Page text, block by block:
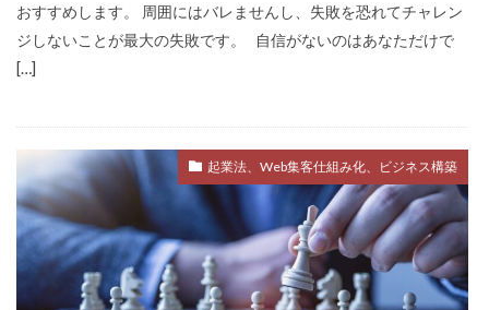
おすすめします。 周囲にはバレませんし、失敗を恐れてチャレン
ジしないことが最大の失敗です。 自信がないのはあなただけで
[…]
起業法、Web集客仕組み化、ビジネス構築
目標達成
効果
自分
事例
検索